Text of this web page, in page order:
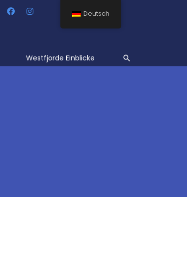
Westfjorde Einblicke Suche
Deutsch